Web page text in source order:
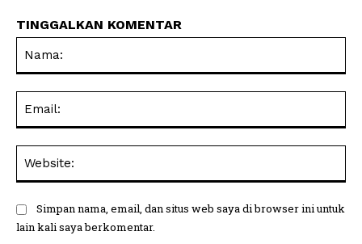
TINGGALKAN KOMENTAR
Simpan nama, email, dan situs web saya di browser ini untuk
lain kali saya berkomentar.